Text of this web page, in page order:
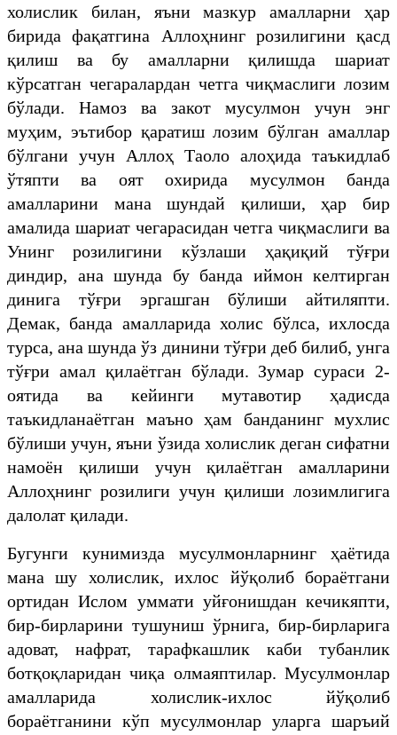
холислик билан, яъни мазкур амалларни ҳар
бирида фақатгина Аллоҳнинг розилигини қасд
қилиш ва бу амалларни қилишда шариат
кўрсатган чегаралардан четга чиқмаслиги лозим
бўлади. Намоз ва закот мусулмон учун энг
муҳим, эътибор қаратиш лозим бўлган амаллар
бўлгани учун Аллоҳ Таоло алоҳида таъкидлаб
ўтяпти ва оят охирида мусулмон банда
амалларини мана шундай қилиши, ҳар бир
амалида шариат чегарасидан четга чиқмаслиги ва
Унинг розилигини кўзлаши ҳақиқий тўғри
диндир, ана шунда бу банда иймон келтирган
динига тўғри эргашган бўлиши айтиляпти.
Демак, банда амалларида холис бўлса, ихлосда
турса, ана шунда ўз динини тўғри деб билиб, унга
тўғри амал қилаётган бўлади. Зумар сураси 2-
оятида ва кейинги мутавотир ҳадисда
таъкидланаётган маъно ҳам банданинг мухлис
бўлиши учун, яъни ўзида холислик деган сифатни
намоён қилиши учун қилаётган амалларини
Аллоҳнинг розилиги учун қилиши лозимлигига
далолат қилади.
Бугунги кунимизда мусулмонларнинг ҳаётида
мана шу холислик, ихлос йўқолиб бораётгани
ортидан Ислом уммати уйғонишдан кечикяпти,
бир-бирларини тушуниш ўрнига, бир-бирларига
адоват, нафрат, тарафкашлик каби тубанлик
ботқоқларидан чиқа олмаяптилар. Мусулмонлар
амалларида холислик-ихлос йўқолиб
бораётганини кўп мусулмонлар уларга шаръий